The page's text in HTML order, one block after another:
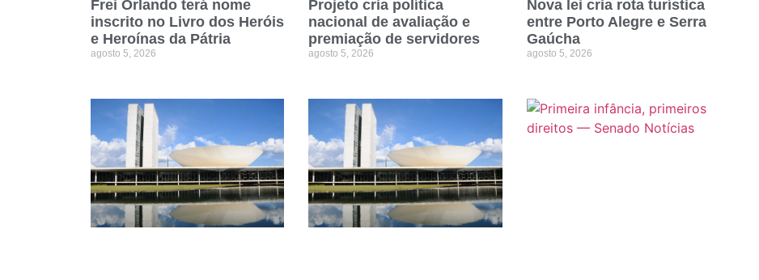
Frei Orlando terá nome
inscrito no Livro dos Heróis
e Heroínas da Pátria
agosto 5, 2026
Projeto cria política
nacional de avaliação e
premiação de servidores
agosto 5, 2026
Nova lei cria rota turística
entre Porto Alegre e Serra
Gaúcha
agosto 5, 2026